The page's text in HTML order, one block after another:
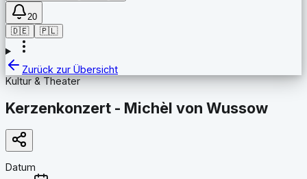
20
🇩🇪
🇵🇱
Zurück zur Übersicht
Kultur & Theater
Kerzenkonzert - Michèl von Wussow
Datum